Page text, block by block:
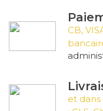
CB,
et dans